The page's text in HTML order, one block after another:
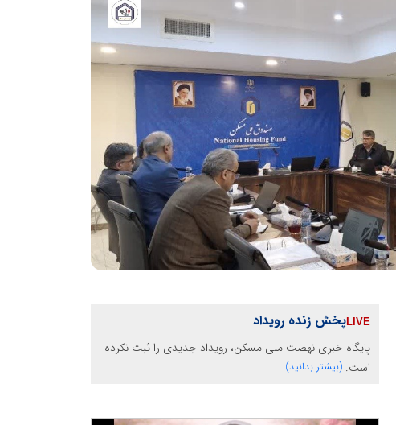
پخش زنده رویداد
پایگاه خبری نهضت ملی مسکن، رویداد جدیدی را ثبت نکرده
است. (بیشتر بدانید)